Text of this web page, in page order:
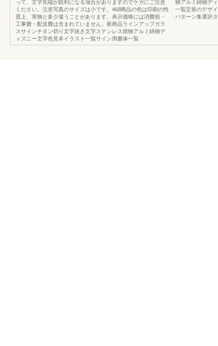
って、文字先端が鋭利になる場合がありますのでケガにご注意
ください。注意写真のサイズは小です。468商品の色は印刷の性
質上、実物と多少違うことがあります。表示価格には消費税・
工事費・配送費は含まれていません。新商品ラインアップガラ
スサインチタン切り文字抜き文字ステンレス焼物アルミ鋳物デ
ィズニー文字色見本イラスト一覧サイン用書体一覧
物アルミ鋳物デ
一覧定形のデザ
パターン集選択